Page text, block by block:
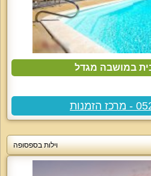
במושבה מגדל
וילות בספסופה